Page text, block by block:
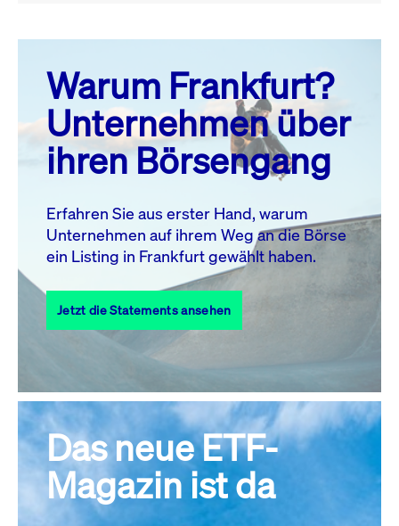
August 26
MO. DI. MI. DO. FR. SA. SO.
1
2
3
4 5 6 7 8
10 11 13 14
17
18 19 20 21 22
23
27 28
31
Alle Events
Warum Frankfurt?
Unternehmen über
ihren Börsengang
Erfahren Sie aus erster Hand, warum
Unternehmen auf ihrem Weg an die Börse
ein Listing in Frankfurt gewählt haben.
Jetzt die Statements ansehen
Das neue ETF-
Magazin ist da